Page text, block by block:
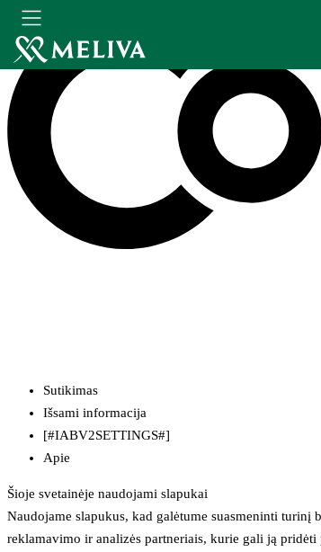
Sutikimas
Išsami informacija
[#IABV2SETTINGS#]
Apie
Šioje svetainėje naudojami slapukai
Naudojame slapukus, kad galėtume suasmeninti
reklamavimo ir analizės partneriais, kurie gali ją